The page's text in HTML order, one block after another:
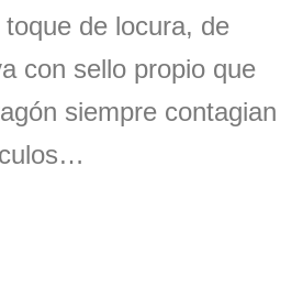
de locura, de
con sello propio que
siempre contagian